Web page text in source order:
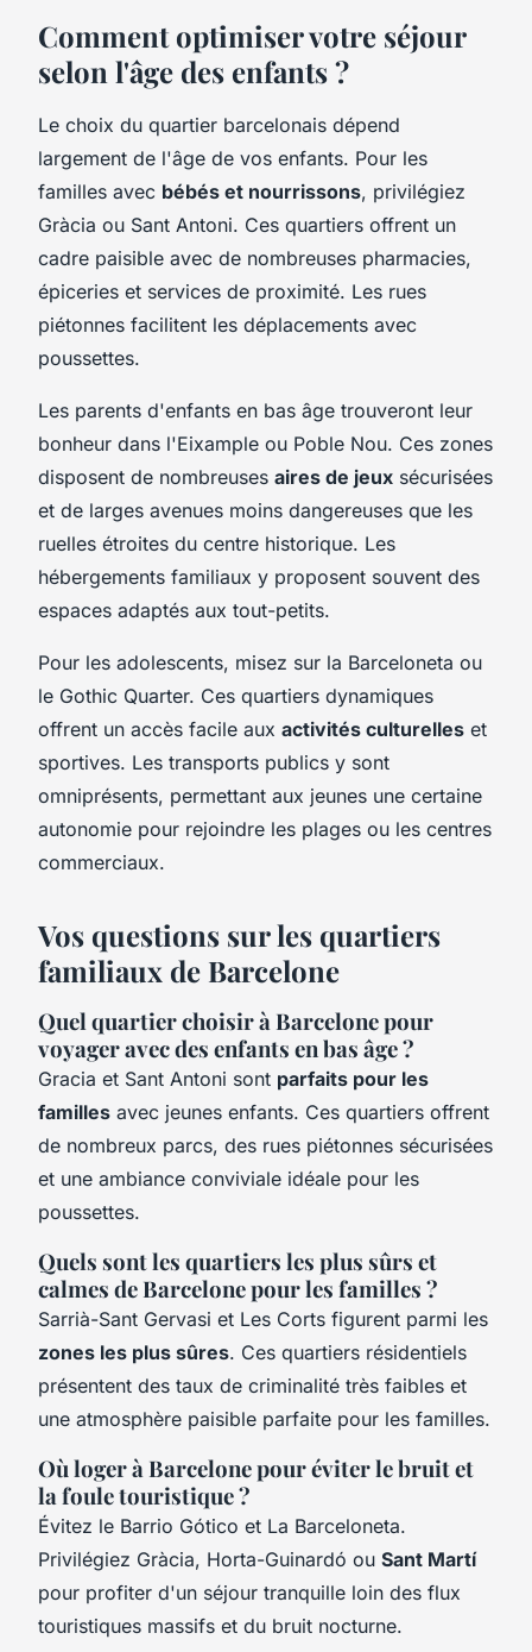
Comment optimiser votre séjour
selon l'âge des enfants ?
Le choix du quartier barcelonais dépend
largement de l'âge de vos enfants. Pour les
familles avec bébés et nourrissons, privilégiez
Gràcia ou Sant Antoni. Ces quartiers offrent un
cadre paisible avec de nombreuses pharmacies,
épiceries et services de proximité. Les rues
piétonnes facilitent les déplacements avec
poussettes.
Les parents d'enfants en bas âge trouveront leur
bonheur dans l'Eixample ou Poble Nou. Ces zones
disposent de nombreuses aires de jeux sécurisées
et de larges avenues moins dangereuses que les
ruelles étroites du centre historique. Les
hébergements familiaux y proposent souvent des
espaces adaptés aux tout-petits.
Pour les adolescents, misez sur la Barceloneta ou
le Gothic Quarter. Ces quartiers dynamiques
offrent un accès facile aux activités culturelles et
sportives. Les transports publics y sont
omniprésents, permettant aux jeunes une certaine
autonomie pour rejoindre les plages ou les centres
commerciaux.
Vos questions sur les quartiers
familiaux de Barcelone
Quel quartier choisir à Barcelone pour
voyager avec des enfants en bas âge ?
Gracia et Sant Antoni sont parfaits pour les
familles avec jeunes enfants. Ces quartiers offrent
de nombreux parcs, des rues piétonnes sécurisées
et une ambiance conviviale idéale pour les
poussettes.
Quels sont les quartiers les plus sûrs et
calmes de Barcelone pour les familles ?
Sarrià-Sant Gervasi et Les Corts figurent parmi les
zones les plus sûres. Ces quartiers résidentiels
présentent des taux de criminalité très faibles et
une atmosphère paisible parfaite pour les familles.
Où loger à Barcelone pour éviter le bruit et
la foule touristique ?
Évitez le Barrio Gótico et La Barceloneta.
Privilégiez Gràcia, Horta-Guinardó ou Sant Martí
pour profiter d'un séjour tranquille loin des flux
touristiques massifs et du bruit nocturne.